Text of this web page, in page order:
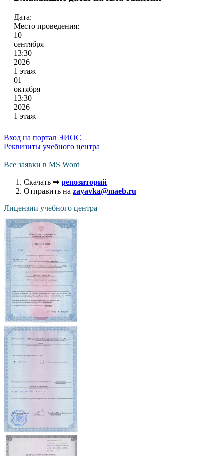
Дата:
Место проведения:
10
сентября
13:30
2026
1 этаж
01
октября
13:30
2026
1 этаж
Вход на портал ЭИОС
Реквизиты учебного центра
Все заявки в MS Word
Скачать ➡ репозиторий
Отправить на zayavka@maeb.ru
Лицензии учебного центра